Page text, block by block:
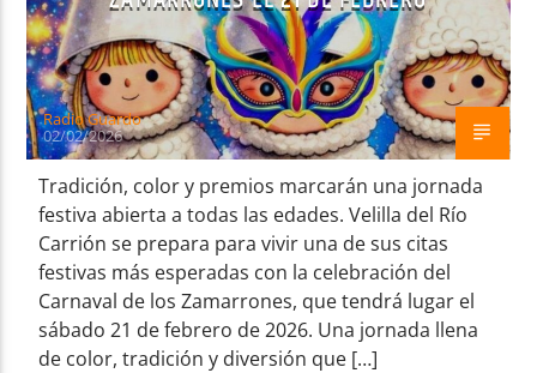
Radio Guardo
02/02/2026
Tradición, color y premios marcarán una jornada
festiva abierta a todas las edades. Velilla del Río
Carrión se prepara para vivir una de sus citas
festivas más esperadas con la celebración del
Carnaval de los Zamarrones, que tendrá lugar el
sábado 21 de febrero de 2026. Una jornada llena
de color, tradición y diversión que […]